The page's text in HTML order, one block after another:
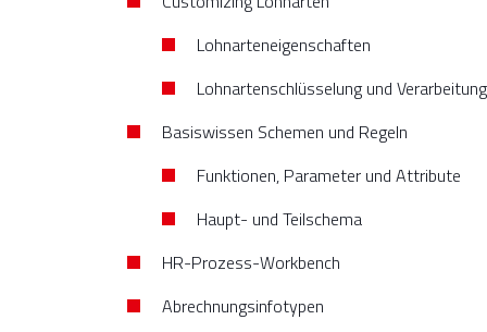
Lohnarteneigenschaften
Lohnartenschlüsselung und
Basiswissen Schemen und Regeln
Funktionen, Parameter und Attribute
Haupt- und Teilschema
HR-Prozess-Workbench
Abrechnungsinfotypen